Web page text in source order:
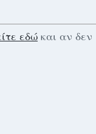
εδώ και αν δεν